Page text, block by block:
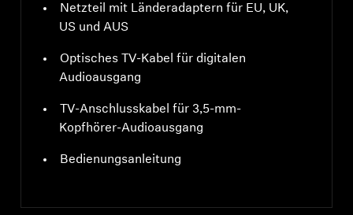
Netzteil mit Länderadaptern für EU, UK,
US und AUS
Optisches TV-Kabel für digitalen
Audioausgang
TV-Anschlusskabel für 3,5-mm-
Kopfhörer-Audioausgang
Bedienungsanleitung